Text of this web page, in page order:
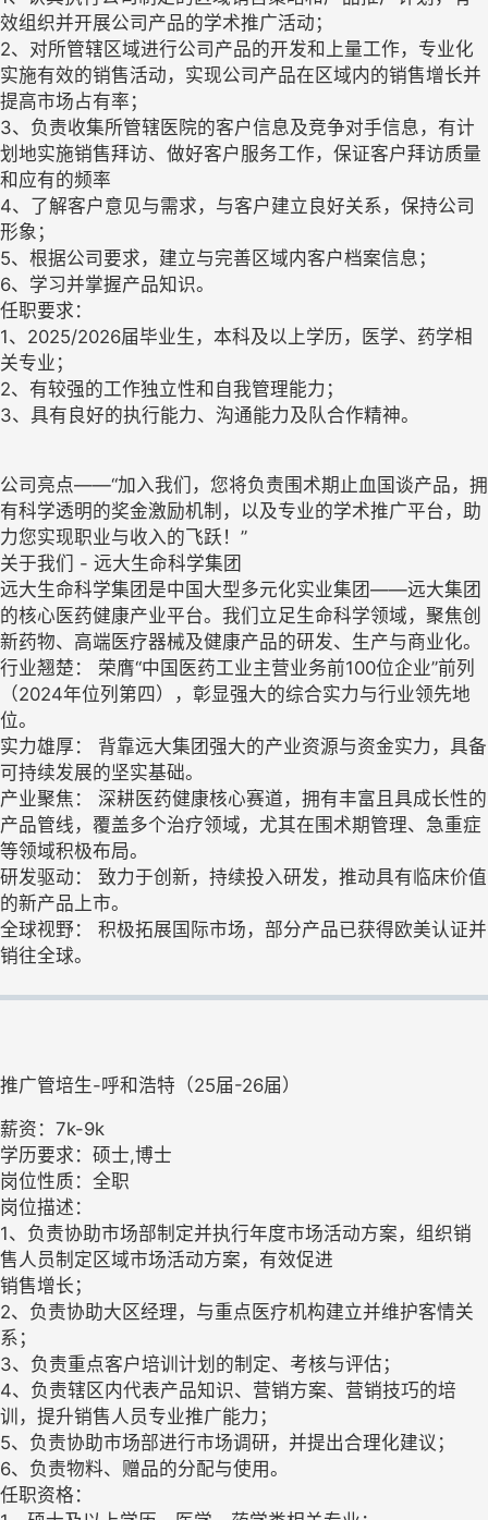
效组织并开展公司产品的学术推广活动；
2、对所管辖区域进行公司产品的开发和上量工作，专业化
实施有效的销售活动，实现公司产品在区域内的销售增长并
提高市场占有率；
3、负责收集所管辖医院的客户信息及竞争对手信息，有计
划地实施销售拜访、做好客户服务工作，保证客户拜访质量
和应有的频率
4、了解客户意见与需求，与客户建立良好关系，保持公司
形象；
5、根据公司要求，建立与完善区域内客户档案信息；
6、学习并掌握产品知识。
任职要求：
1、2025/2026届毕业生，本科及以上学历，医学、药学相
关专业；
2、有较强的工作独立性和自我管理能力；
3、具有良好的执行能力、沟通能力及队合作精神。
公司亮点——“加入我们，您将负责围术期止血国谈产品，拥
有科学透明的奖金激励机制，以及专业的学术推广平台，助
力您实现职业与收入的飞跃！”
关于我们 - 远大生命科学集团
远大生命科学集团是中国大型多元化实业集团——远大集团
的核心医药健康产业平台。我们立足生命科学领域，聚焦创
新药物、高端医疗器械及健康产品的研发、生产与商业化。
行业翘楚： 荣膺“中国医药工业主营业务前100位企业”前列
（2024年位列第四），彰显强大的综合实力与行业领先地
位。
实力雄厚： 背靠远大集团强大的产业资源与资金实力，具备
可持续发展的坚实基础。
产业聚焦： 深耕医药健康核心赛道，拥有丰富且具成长性的
产品管线，覆盖多个治疗领域，尤其在围术期管理、急重症
等领域积极布局。
研发驱动： 致力于创新，持续投入研发，推动具有临床价值
的新产品上市。
全球视野： 积极拓展国际市场，部分产品已获得欧美认证并
销往全球。
推广管培生-呼和浩特（25届-26届）
薪资：7k-9k
学历要求：硕士,博士
岗位性质：全职
岗位描述：
1、负责协助市场部制定并执行年度市场活动方案，组织销
售人员制定区域市场活动方案，有效促进
销售增长；
2、负责协助大区经理，与重点医疗机构建立并维护客情关
系；
3、负责重点客户培训计划的制定、考核与评估；
4、负责辖区内代表产品知识、营销方案、营销技巧的培
训，提升销售人员专业推广能力；
5、负责协助市场部进行市场调研，并提出合理化建议；
6、负责物料、赠品的分配与使用。
任职资格：